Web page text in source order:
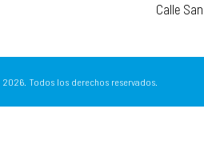
Calle
2026. Todos los derechos reservados.